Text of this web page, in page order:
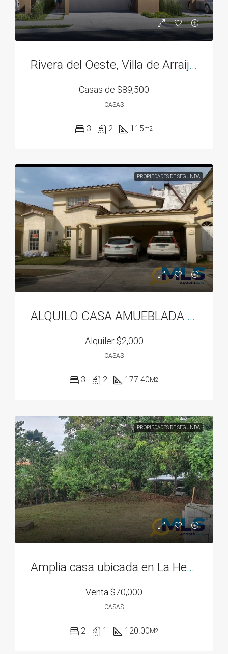
Rivera del Oeste, Villa de Arraiján
Casas de $89,500
CASAS
3 2 115m2
PROPIEDADES DE SEGUNDA
ALQUILO CASA AMUEBLADA EN DORADO SPRING
Alquiler$2,000
CASAS
3 2 177.40M2
PROPIEDADES DE SEGUNDA
Amplia casa ubicada en La Herradura 2
Venta $70,000
CASAS
2 1 120.00M2